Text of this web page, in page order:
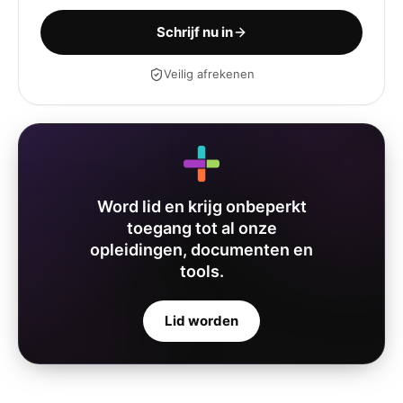
Schrijf nu in
Veilig afrekenen
Word lid en krijg onbeperkt
toegang tot al onze
opleidingen, documenten en
tools.
Lid worden
Ria Poel